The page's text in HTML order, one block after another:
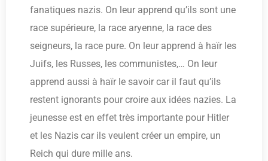
fanatiques nazis. On leur apprend qu’ils sont une
race supérieure, la race aryenne, la race des
seigneurs, la race pure. On leur apprend à haïr les
Juifs, les Russes, les communistes,… On leur
apprend aussi à haïr le savoir car il faut qu’ils
restent ignorants pour croire aux idées nazies. La
jeunesse est en effet très importante pour Hitler
et les Nazis car ils veulent créer un empire, un
Reich qui dure mille ans.